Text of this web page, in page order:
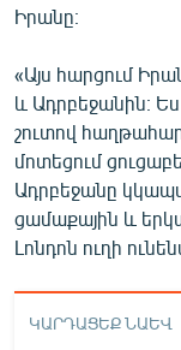
Իրանը։
«Այս հարցում
և Ադրբեջանին։
շուտով
մոտեցում
Ադրբեջանը
ցամաքային և
Լոնդոն ուղի
ԿԱՐԴԱՑԵՔ ՆԱԵՎ